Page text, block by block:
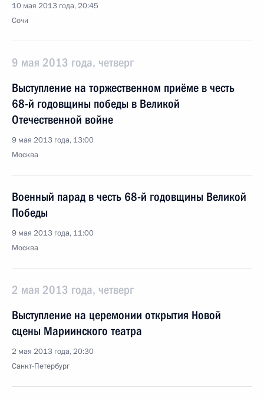
10 мая 2013 года, 20:45
Сочи
9 мая 2013 года, четверг
Выступление на торжественном приёме в честь
68-й годовщины победы в Великой
Отечественной войне
9 мая 2013 года, 13:00
Москва
Военный парад в честь 68-й годовщины Великой
Победы
9 мая 2013 года, 11:00
Москва
2 мая 2013 года, четверг
Выступление на церемонии открытия Новой
сцены Мариинского театра
2 мая 2013 года, 20:30
Санкт-Петербург